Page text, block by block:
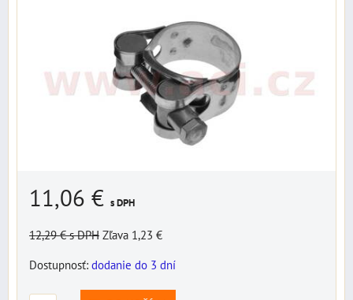
11,06 € s DPH
12,29 €s DPH Zľava 1,23 €
Dostupnosť: dodanie do 3 dní